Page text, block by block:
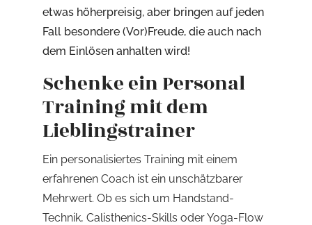
etwas höherpreisig, aber bringen auf jeden
Fall besondere (Vor)Freude, die auch nach
dem Einlösen anhalten wird!
Schenke ein Personal
Training mit dem
Lieblingstrainer
Ein personalisiertes Training mit einem
erfahrenen Coach ist ein unschätzbarer
Mehrwert. Ob es sich um Handstand-
Technik, Calisthenics-Skills oder Yoga-Flow